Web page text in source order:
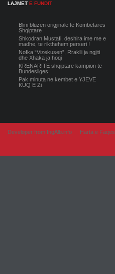
LAJMET E FUNDIT
Blini bluzën origjinale të Kombëtares
Shqiptare
Shkodran Mustafi, deshira ime me e
madhe, te rikthehem perseri !
Nofka “Vizekusen”, Rraklli ja ngjiti
dhe Xhaka ja hoqi
KRENARITE shqiptare kampion te
Bundesliges
Pak minuta ne kembet e YJEVE
KUQ E Zi
Developer from IngAlb.info Harta e Faqes